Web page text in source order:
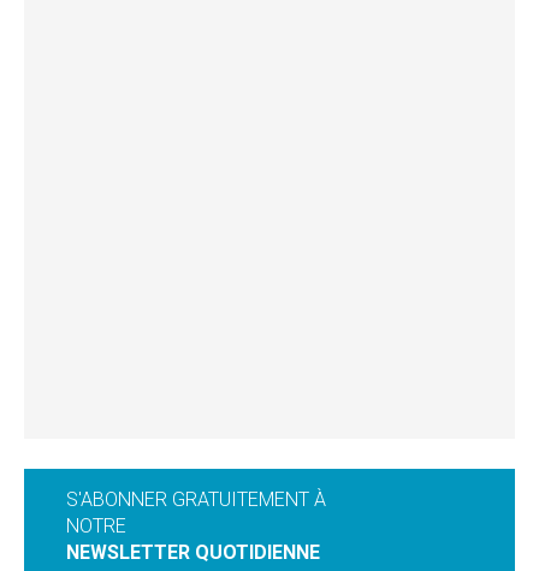
S'ABONNER GRATUITEMENT À
NOTRE
NEWSLETTER QUOTIDIENNE